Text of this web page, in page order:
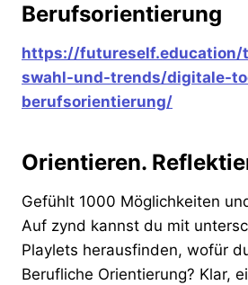
Berufsorientierung
https://
swahl-und-trends/digitale-
berufsorientierung/
Orientieren.
Gefühlt 1000 Möglichkeiten
Auf zynd kannst du mit
Playlets herausfinden, wofür
Berufliche Orientierung? Klar,